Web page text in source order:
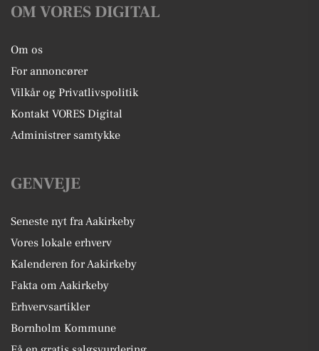
OM VORES DIGITAL
Om os
For annoncører
Vilkår og Privatlivspolitik
Kontakt VORES Digital
Administrer samtykke
GENVEJE
Seneste nyt fra Aakirkeby
Vores lokale erhverv
Kalenderen for Aakirkeby
Fakta om Aakirkeby
Erhvervsartikler
Bornholm Kommune